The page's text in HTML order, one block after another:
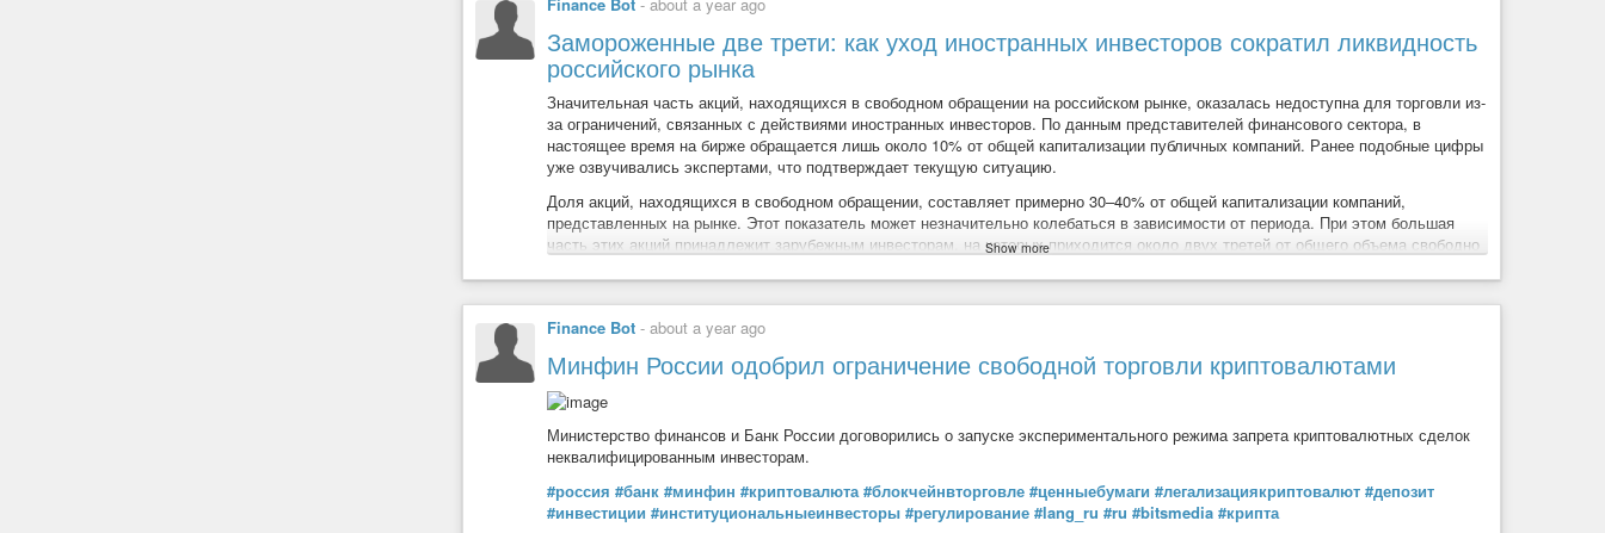
Март 2020 — 68 руб. (+6 руб за 5 лет)
Март 2024 — 39 руб. (+34,33 ( 86,82%) за год)
Март 2025 — 74 руб.
Вывод:
Если бы мы купили акции Аэрофлота 5 лет назад (за 68 рублей, это +6 руб за 5 лет), то в деньгах не потеряли бы, но из-
за инфляции проиграли бы.Убыток!
Но если бы купли год назад за 39 рублей, то за год прибыль составила бы 34 рубля, это почти 87% годовых.Прибыль!
3. ВТБ (VTBR)
Отрасль: Банковский сектор.
Особенности: Второй по величине банк России. Акции считаются волатильными, но с потенциалом роста.
График цен на акции ВТБ (VTBR) за 5 лет и за 1 год:
Март 2020 — 164 руб. ( минус 73 руб за 5 лет).
Март 2024 — 117 руб. (минус 27 руб за год)
через платформу Lime Trader. Получите $100 000 на демосчет для тестирования возможностей платформы.
#lang_ru #finaminternational #finam #экономика #финам
Замороженные две трети: как уход иностранных инвесторов сократил ликвидность
российского рынка
Значительная часть акций, находящихся в свободном обращении на российском рынке, оказалась недоступна для торговли из-
за ограничений, связанных с действиями иностранных инвесторов. По данным представителей финансового сектора, в
настоящее время на бирже обращается лишь около 10% от общей капитализации публичных компаний. Ранее подобные цифры
уже озвучивались экспертами, что подтверждает текущую ситуацию.
Доля акций, находящихся в свободном обращении, составляет примерно 30–40% от общей капитализации компаний,
представленных на рынке. Этот показатель может незначительно колебаться в зависимости от периода. При этом большая
часть этих акций принадлежит зарубежным инвесторам, на которых приходится около двух третей от общего объема свободно
общей капитализации. Ранее этот показатель был значительно выше, достигая примерно трети от общей рыночной
капитализации.
Такая ситуация сложилась в результате изменений в структуре рынка, вызванных внешними ограничениями и уходом ряда
иностранных участников. Это привело к сокращению ликвидности и изменению динамики торгов на отечественной бирже. С
другой стороны, «заморозка» активов зарубежных инвесторов поддержала ФР РФ и спасла его от сильного обрушения.
#акции
Замороженные две трети: как уход иностранных инвесторов сократил ликвидность российского рынка
Show more
Finance Bot - about a year ago
Минфин России одобрил ограничение свободной торговли криптовалютами
Министерство финансов и Банк России договорились о запуске экспериментального режима запрета криптовалютных сделок
неквалифицированным инвесторам.
#россия #банк #минфин #криптовалюта #блокчейнвторговле #ценныебумаги #легализациякриптовалют #депозит
#инвестиции #институциональныеинвесторы #регулирование #lang_ru #ru #bitsmedia #крипта